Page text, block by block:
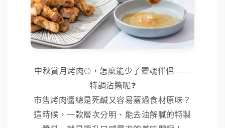
中秋賞月烤肉🌕，怎麼能少了靈魂伴侶——
特調沾醬呢❓
市售烤肉醬總是死鹹又容易蓋過食材原味？
這時候，一款層次分明、能去油解膩的特製